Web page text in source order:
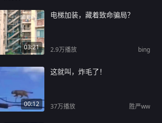
03:21
电梯加装，藏着致命骗局？
2.9万播放 bing
00:12
这就叫，炸毛了！
37万播放 胜严ww